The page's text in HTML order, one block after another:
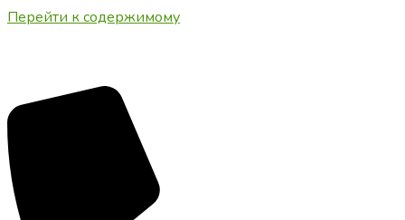
Перейти к содержимому